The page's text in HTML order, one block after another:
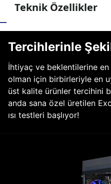
Teknik Özellikler
Tercihlerinle
İhtiyaç ve beklentilerine
olman için birbirleriyle en
üst kalite ürünler tercihini
anda sana özel üretilen
ısı testleri başlıyor!